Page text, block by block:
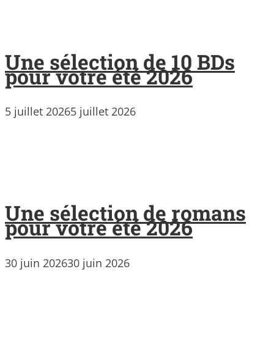
Une sélection de 10 BDs
pour votre été 2026
5 juillet 20265 juillet 2026
Une sélection de romans
pour votre été 2026
30 juin 202630 juin 2026